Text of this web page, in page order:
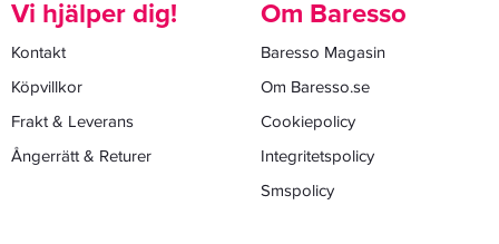
Vi hjälper dig!
Kontakt
Köpvillkor
Frakt & Leverans
Ångerrätt & Returer
Om Baresso
Baresso Magasin
Om Baresso.se
Cookiepolicy
Integritetspolicy
Smspolicy